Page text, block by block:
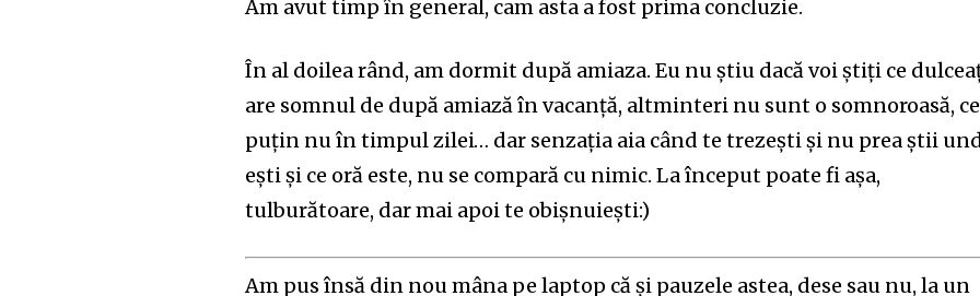
Am avut timp în general, cam asta a fost prima concluzie.
În al doilea rând, am dormit după amiaza. Eu nu știu dacă voi știți ce
are somnul de după amiază în vacanță, altminteri nu sunt o somnoroasă,
puțin nu în timpul zilei… dar senzația aia când te trezești și nu prea știi
ești și ce oră este, nu se compară cu nimic. La început poate fi așa,
tulburătoare, dar mai apoi te obișnuiești:)
Am pus însă din nou mâna pe laptop că și pauzele astea, dese sau nu, la un